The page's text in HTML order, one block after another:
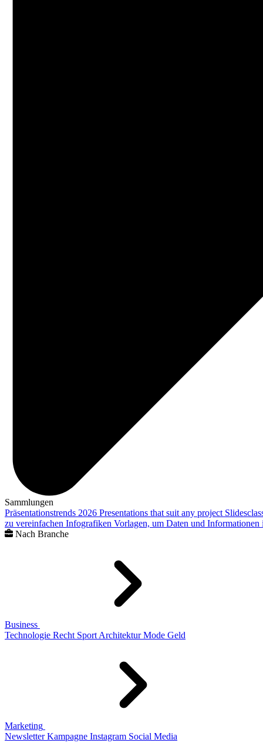
Sammlungen
Präsentationstrends 2026 Presentations that suit any project
zu vereinfachen Infografiken Vorlagen, um Daten und
Nach Branche
Business
Technologie Recht Sport Architektur Mode Geld
Marketing
Newsletter Kampagne Instagram Social Media